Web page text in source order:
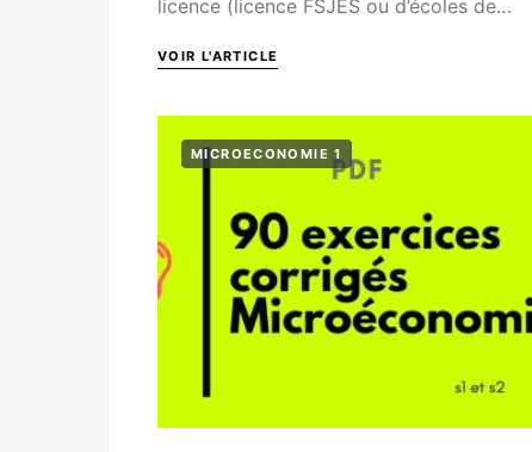
licence (licence FSJES ou d’écoles de…
VOIR L'ARTICLE
MICROECONOMIE 1